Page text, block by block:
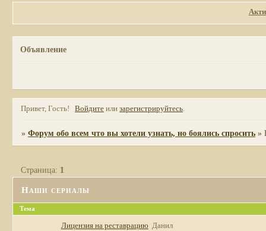
Объявление
Привет, Гость! Войдите илизарегистрируйтесь.
»Форум обо всем что вы хотели узнать, но боялись спросить »
Наши сериалы
Страница: 1
Тема
Лицензия на реставрацию Данил